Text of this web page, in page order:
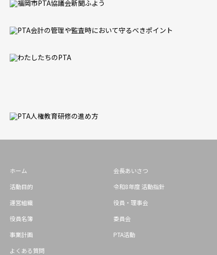
ホーム
会長あいさつ
活動目的
令和8年度 活動指針
運営組織
役員・理事会
役員名簿
委員会
事業計画
PTA活動
よくある質問